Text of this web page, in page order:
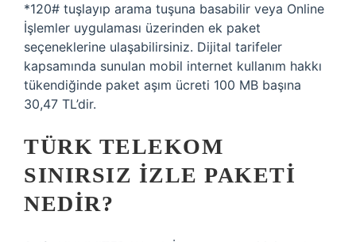
*120# tuşlayıp arama tuşuna basabilir veya Online
İşlemler uygulaması üzerinden ek paket
seçeneklerine ulaşabilirsiniz. Dijital tarifeler
kapsamında sunulan mobil internet kullanım hakkı
tükendiğinde paket aşım ücreti 100 MB başına
30,47 TL’dir.
TÜRK TELEKOM
SINIRSIZ IZLE PAKETI
NEDIR?